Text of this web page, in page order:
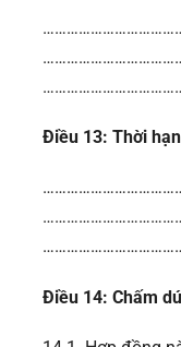
Điều 13: Thời
Điều 14: Chấm